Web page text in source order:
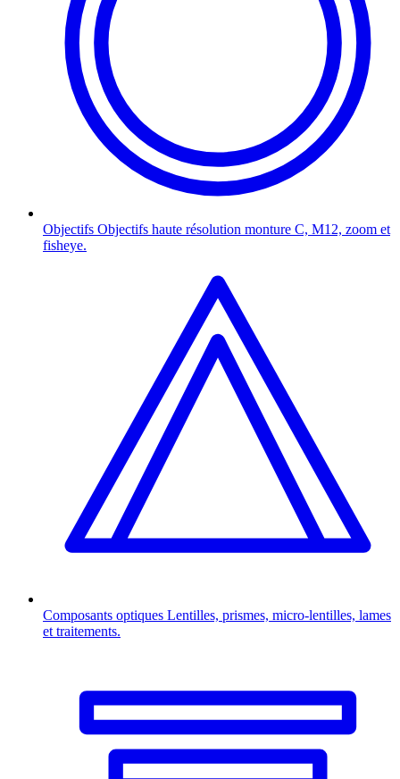
Objectifs Objectifs haute résolution monture C, M12, zoom et
fisheye.
Composants optiques Lentilles, prismes, micro-lentilles, lames
et traitements.